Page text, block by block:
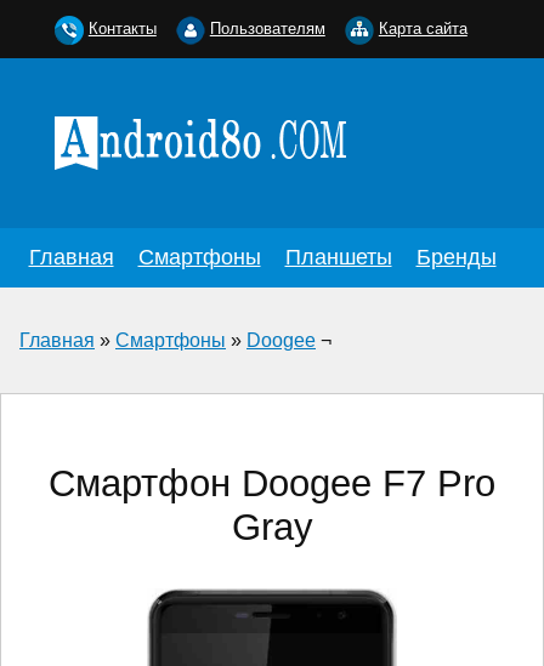
Главная Смартфоны Планшеты Бренды
Главная » Смартфоны » Doogee ¬
Смартфон Doogee F7 Pro
Gray
Контакты Пользователям Карта сайта